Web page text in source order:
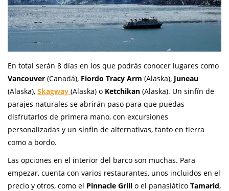
En total serán 8 días en los que podrás conocer lugares como
Vancouver (Canadá), Fiordo Tracy Arm (Alaska), Juneau
(Alaska), Skagway (Alaska) o Ketchikan (Alaska). Un sinfín de
parajes naturales se abrirán paso para que puedas
disfrutarlos de primera mano, con excursiones
personalizadas y un sinfín de alternativas, tanto en tierra
como a bordo.
Las opciones en el interior del barco son muchas. Para
empezar, cuenta con varios restaurantes, unos incluidos en el
precio y otros, como el Pinnacle Grill o el panasiático Tamarid,